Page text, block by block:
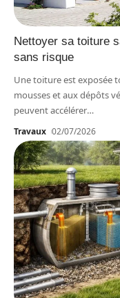
Nettoyer sa toiture
sans risque
Une toiture est exposée
mousses et aux dépôts
peuvent accélérer…
Travaux 02/07/2026